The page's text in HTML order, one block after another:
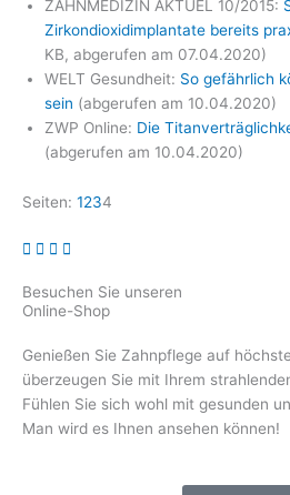
ZAHNMEDIZIN AKTUEL 10/2015:
Zirkondioxidimplantate bereits
KB, abgerufen am 07.04.2020)
WELT Gesundheit: So gefährlich
sein (abgerufen am 10.04.2020)
ZWP Online: Die
(abgerufen am 10.04.2020)
Seiten: 1234
Besuchen Sie unseren
Online-Shop
Genießen Sie Zahnpflege auf
überzeugen Sie mit Ihrem
Fühlen Sie sich wohl mit gesunden
Man wird es Ihnen ansehen können!